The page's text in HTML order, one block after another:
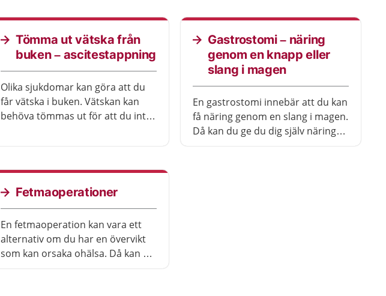
Tömma ut vätska från
buken – ascitestappning
Olika sjukdomar kan göra att du
får vätska i buken. Vätskan kan
behöva tömmas ut för att du inte
Gastrostomi – näring
genom en knapp eller
slang i magen
En gastrostomi innebär att du kan
få näring genom en slang i magen.
Då kan du ge du dig själv näring
Fetmaoperationer
En fetmaoperation kan vara ett
alternativ om du har en övervikt
som kan orsaka ohälsa. Då kan en